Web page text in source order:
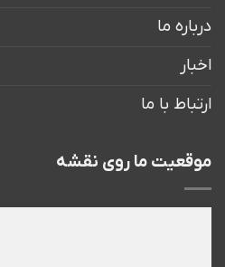
درباره ما
اخبار
ارتباط با ما
موقعیت ما روی نقشه